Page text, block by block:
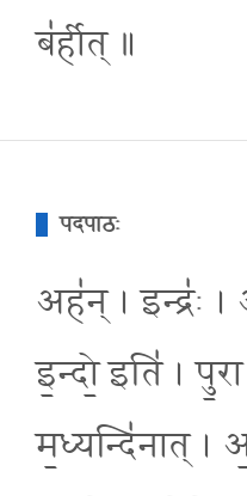
ब॑र्हीत् ॥
पदपाठः
अह॑न् । इन्द्रः॑ ।
इ॒न्दो॒ इति॑ ।
म॒ध्यन्दि॑नात् ।